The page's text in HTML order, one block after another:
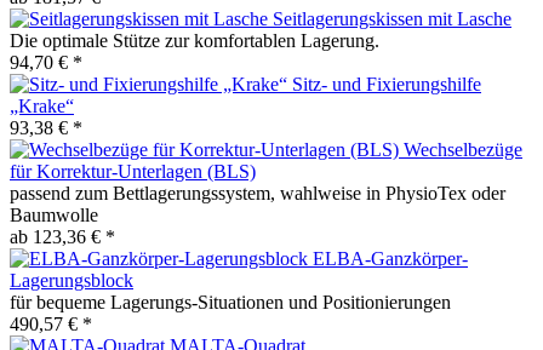
Seitlagerungskissen mit Lasche
Die optimale Stütze zur komfortablen Lagerung.
94,70 € *
Sitz- und Fixierungshilfe
„Krake“
93,38 € *
Wechselbezüge
für Korrektur-Unterlagen (BLS)
passend zum Bettlagerungssystem, wahlweise in PhysioTex oder
Baumwolle
ab 123,36 € *
ELBA-Ganzkörper-
Lagerungsblock
für bequeme Lagerungs-Situationen und Positionierungen
490,57 € *